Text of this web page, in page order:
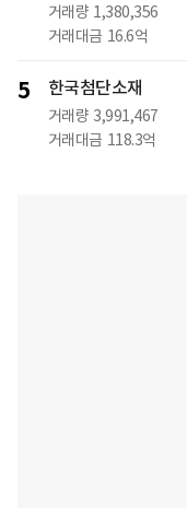
거래량 1,380,356
거래대금 16.6억
5 한국첨단소재
거래량 3,991,467
거래대금 118.3억